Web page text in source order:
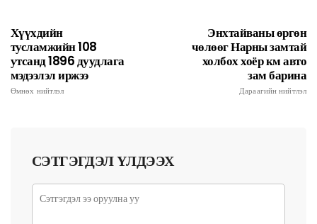
Хүүхдийн
тусламжийн 108
утсанд 1896 дуудлага
мэдээлэл иржээ
Өмнөх нийтлэл
Энхтайваны өргөн
чөлөөг Нарны замтай
холбох хоёр км авто
зам барина
Дараагийн нийтлэл
СЭТГЭГДЭЛ ҮЛДЭЭХ